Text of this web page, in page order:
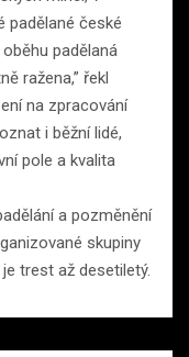
padělané české
padělaná
ražena,” řekl
na zpracování
i běžní lidé,
pole a kvalita
a pozměnění
skupiny
trest až desetiletý.